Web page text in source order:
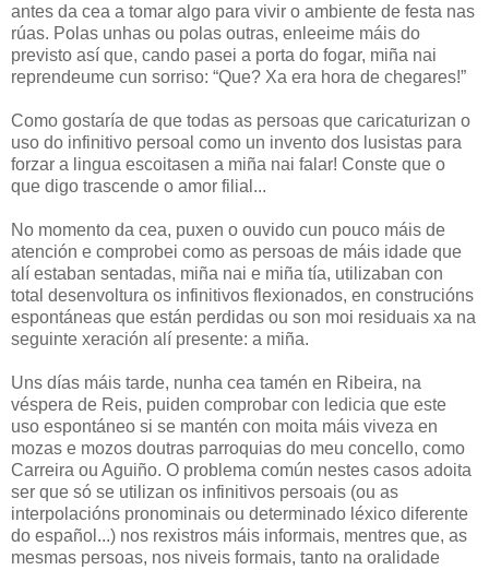
antes da cea a tomar algo para vivir o ambiente de festa nas
rúas. Polas unhas ou polas outras, enleeime máis do
previsto así que, cando pasei a porta do fogar, miña nai
reprendeume cun sorriso: “Que? Xa era hora de chegares!”
Como gostaría de que todas as persoas que caricaturizan o
uso do infinitivo persoal como un invento dos lusistas para
forzar a lingua escoitasen a miña nai falar! Conste que o
que digo trascende o amor filial...
No momento da cea, puxen o ouvido cun pouco máis de
atención e comprobei como as persoas de máis idade que
alí estaban sentadas, miña nai e miña tía, utilizaban con
total desenvoltura os infinitivos flexionados, en construcións
espontáneas que están perdidas ou son moi residuais xa na
seguinte xeración alí presente: a miña.
Uns días máis tarde, nunha cea tamén en Ribeira, na
véspera de Reis, puiden comprobar con ledicia que este
uso espontáneo si se mantén con moita máis viveza en
mozas e mozos doutras parroquias do meu concello, como
Carreira ou Aguiño. O problema común nestes casos adoita
ser que só se utilizan os infinitivos persoais (ou as
interpolacións pronominais ou determinado léxico diferente
do español...) nos rexistros máis informais, mentres que, as
mesmas persoas, nos niveis formais, tanto na oralidade